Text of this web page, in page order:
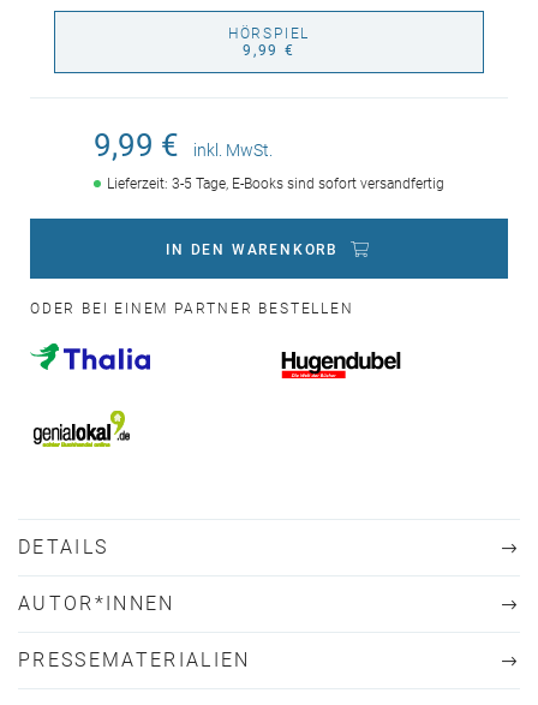
HÖRSPIEL
9,99 €
9,99 € inkl. MwSt.
Lieferzeit: 3-5 Tage, E-Books sind sofort versandfertig
IN DEN WARENKORB
ODER BEI EINEM PARTNER BESTELLEN
DETAILS
AUTOR*INNEN
PRESSEMATERIALIEN